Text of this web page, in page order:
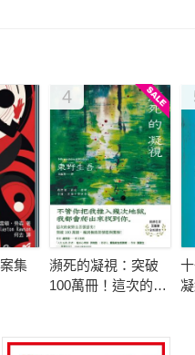
集
4
瀕死的凝視：突破
100萬冊！這次的東
悚！